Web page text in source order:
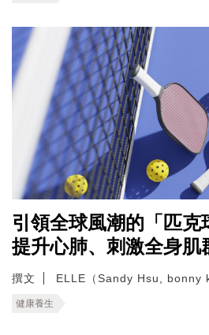
引領全球風潮的「匹克
提升心肺、刺激全身肌
撰文 ELLE（Sandy Hsu, bonny
健康養生